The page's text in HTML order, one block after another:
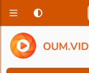
OUM.VID